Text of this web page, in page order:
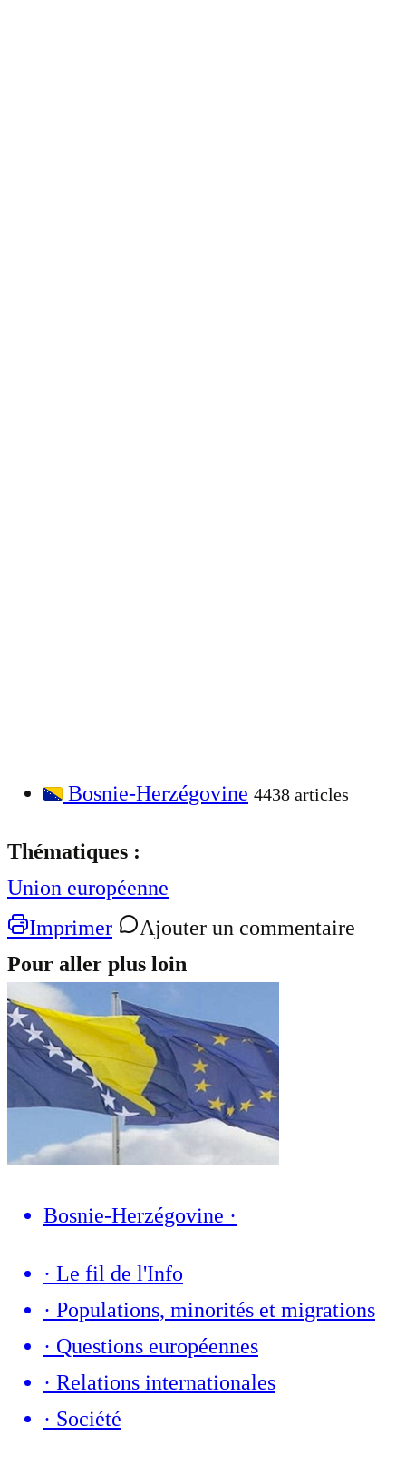
Bosnie-Herzégovine 4438 articles
Thématiques :
Union européenne
Imprimer
Ajouter un commentaire
Pour aller plus loin
Bosnie-Herzégovine ·
· Le fil de l'Info
· Populations, minorités et migrations
· Questions européennes
· Relations internationales
· Société